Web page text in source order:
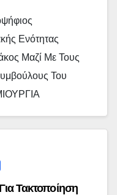
Ενότητας
Μαζί Με Τους
Του
Τακτοποίηση